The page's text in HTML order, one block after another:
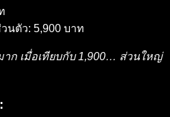
นตัว: 5,900 บาท
าก เมื่อเทียบกับ 1,900… ส่วนใหญ่